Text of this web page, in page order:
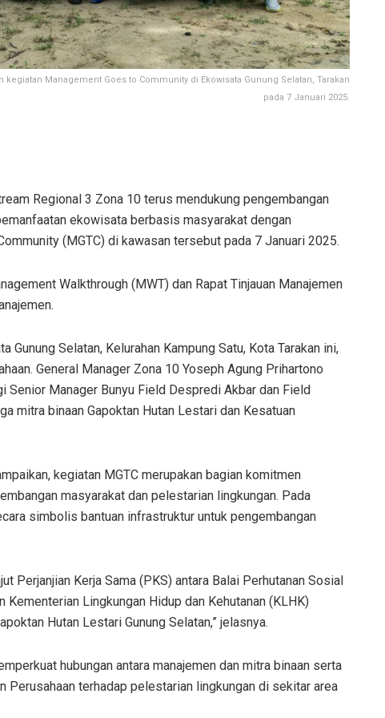
Management Goes to Community di Ekowisata Gunung Selatan, Tarakan
pada 7 Januari 2025.
Regional 3 Zona 10 terus mendukung pengembangan
ekowisata berbasis masyarakat dengan
(MGTC) di kawasan tersebut pada 7 Januari 2025.
Walkthrough (MWT) dan Rapat Tinjauan Manajemen
Selatan, Kelurahan Kampung Satu, Kota Tarakan ini,
General Manager Zona 10 Yoseph Agung Prihartono
Senior Manager Bunyu Field Despredi Akbar dan Field
mitra binaan Gapoktan Hutan Lestari dan Kesatuan
kegiatan MGTC merupakan bagian komitmen
masyarakat dan pelestarian lingkungan. Pada
simbolis bantuan infrastruktur untuk pengembangan
Perjanjian Kerja Sama (PKS) antara Balai Perhutanan Sosial
Kementerian Lingkungan Hidup dan Kehutanan (KLHK)
Hutan Lestari Gunung Selatan,” jelasnya.
hubungan antara manajemen dan mitra binaan serta
Perusahaan terhadap pelestarian lingkungan di sekitar area